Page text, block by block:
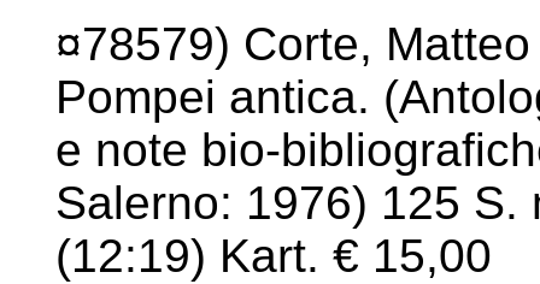
¤78579) Corte,
Pompei antica.
e note bio-
Salerno: 1976) 125 S.
(12:19) Kart. € 15,00